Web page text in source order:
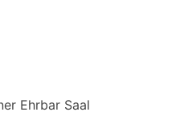
Ehrbar Saal